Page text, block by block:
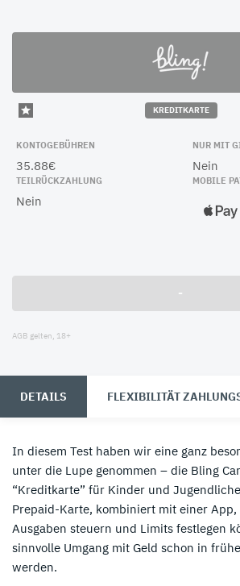
KREDITKARTE
KONTOGEBÜHREN
35.88€
NUR MIT
Nein
TEILRÜCKZAHLUNG
Nein
MOBILE
-
AGB gelten, 18+
DETAILS FLEXIBILITÄT
In diesem Test haben wir eine ganz
unter die Lupe genommen – die Bling
“Kreditkarte” für Kinder und
Prepaid-Karte, kombiniert mit einer
Ausgaben steuern und Limits festlegen
sinnvolle Umgang mit Geld schon in
werden.